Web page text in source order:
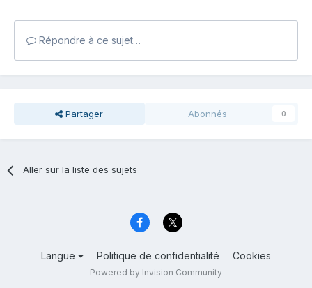
Répondre à ce sujet…
Partager Abonnés 0
Aller sur la liste des sujets
Langue Politique de confidentialité Cookies
Powered by Invision Community